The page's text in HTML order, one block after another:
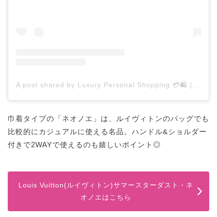
巾着タイプの「ネオノエ」は、ルイヴィトンのバッグでも
比較的にカジュアルに使える名品。ハンドル&ショルダー
付きで2WAYで使えるのも嬉しいポイント◎
Louis Vuitton(ルイヴィトン)サマースターダスト・ネ
オノエはこちら